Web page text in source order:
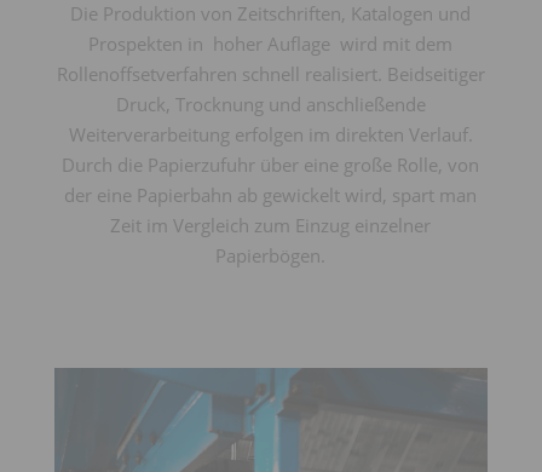
Die Produktion von Zeitschriften, Katalogen und
Prospekten in hoher Auflage wird mit dem
Rollenoffsetverfahren schnell realisiert. Beidseitiger
Druck, Trocknung und anschließende
Weiterverarbeitung erfolgen im direkten Verlauf.
Durch die Papierzufuhr über eine große Rolle, von
der eine Papierbahn ab gewickelt wird, spart man
Zeit im Vergleich zum Einzug einzelner
Papierbögen.